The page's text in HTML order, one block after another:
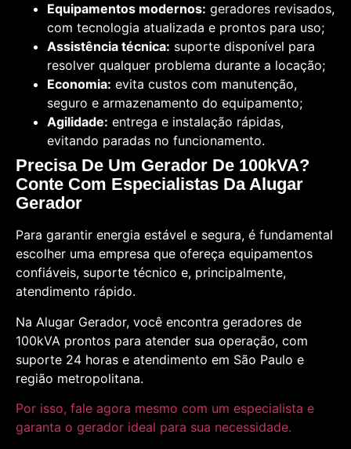
Equipamentos modernos: geradores revisados,
com tecnologia atualizada e prontos para uso;
Assistência técnica: suporte disponível para
resolver qualquer problema durante a locação;
Economia: evita custos com manutenção,
seguro e armazenamento do equipamento;
Agilidade: entrega e instalação rápidas,
evitando paradas no funcionamento.
Precisa De Um Gerador De 100kVA?
Conte Com Especialistas Da Alugar
Gerador
Para garantir energia estável e segura, é fundamental
escolher uma empresa que ofereça equipamentos
confiáveis, suporte técnico e, principalmente,
atendimento rápido.
Na Alugar Gerador, você encontra geradores de
100kVA prontos para atender sua operação, com
suporte 24 horas e atendimento em São Paulo e
região metropolitana.
Por isso, fale agora mesmo com um especialista e
garanta o gerador ideal para sua necessidade.